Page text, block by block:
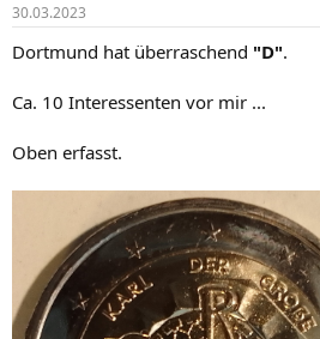
30.03.2023
Dortmund hat überraschend "D".
Ca. 10 Interessenten vor mir ...
Oben erfasst.